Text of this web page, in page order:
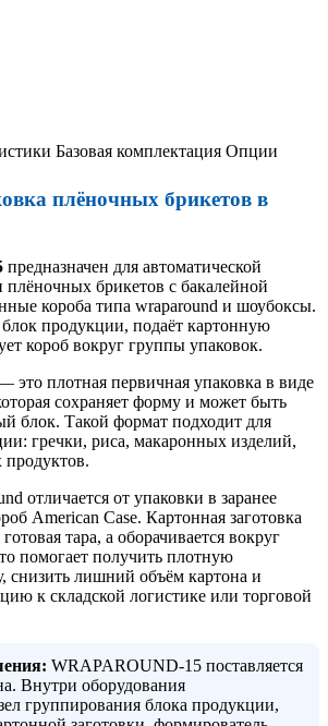
Базовая комплектация Опции
плёночных брикетов в
предназначен для автоматической
плёночных брикетов с бакалейной
короба типа wraparound и шоубоксы.
продукции, подаёт картонную
короб вокруг группы упаковок.
плотная первичная упаковка в виде
сохраняет форму и может быть
блок. Такой формат подходит для
гречки, риса, макаронных изделий,
отличается от упаковки в заранее
American Case. Картонная заготовка
тара, а оборачивается вокруг
помогает получить плотную
снизить лишний объём картона и
к складской логистике или торговой
WRAPAROUND-15 поставляется
Внутри оборудования
группирования блока продукции,